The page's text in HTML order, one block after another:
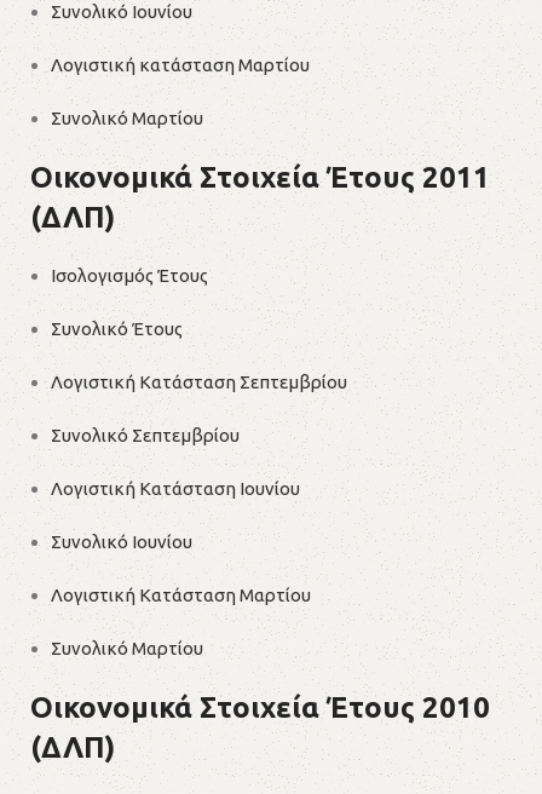
Συνολικό Ιουνίου
Λογιστική κατάσταση Μαρτίου
Συνολικό Μαρτίου
Οικονομικά Στοιχεία Έτους 2011
(ΔΛΠ)
Ισολογισμός Έτους
Συνολικό Έτους
Λογιστική Κατάσταση Σεπτεμβρίου
Συνολικό Σεπτεμβρίου
Λογιστική Κατάσταση Ιουνίου
Συνολικό Ιουνίου
Λογιστική Κατάσταση Μαρτίου
Συνολικό Μαρτίου
Οικονομικά Στοιχεία Έτους 2010
(ΔΛΠ)